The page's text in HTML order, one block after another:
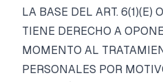
LA BASE DEL ART. 6(1)(E)
TIENE DERECHO A
MOMENTO AL
PERSONALES POR